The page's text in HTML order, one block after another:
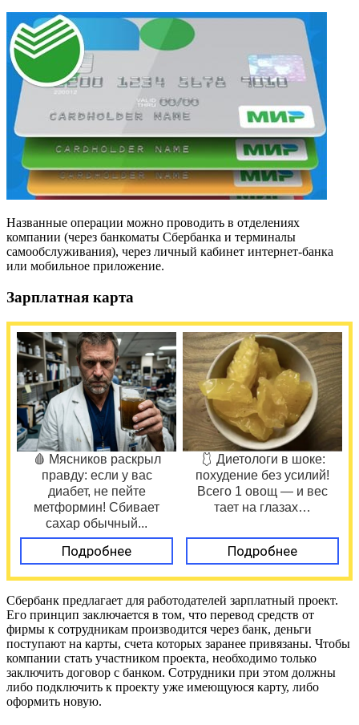
Названные операции можно проводить в отделениях
компании (через банкоматы Сбербанка и терминалы
самообслуживания), через личный кабинет интернет-банка
или мобильное приложение.
Зарплатная карта
🩸 Мясников раскрыл
правду: если у вас
диабет, не пейте
метформин! Сбивает
сахар обычный...
Подробнее
🩱 Диетологи в шоке:
похудение без усилий!
Всего 1 овощ — и вес
тает на глазах…
Подробнее
Сбербанк предлагает для работодателей зарплатный проект.
Его принцип заключается в том, что перевод средств от
фирмы к сотрудникам производится через банк, деньги
поступают на карты, счета которых заранее привязаны. Чтобы
компании стать участником проекта, необходимо только
заключить договор с банком. Сотрудники при этом должны
либо подключить к проекту уже имеющуюся карту, либо
оформить новую.